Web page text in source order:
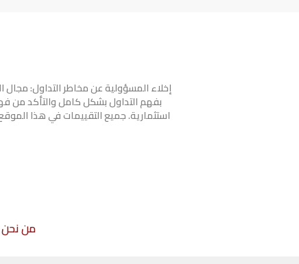
إخلاء المسؤولية عن مخاطر التداول:
بفهم التداول بشكل كامل والتأكد من
استثمارية. جميع التقييمات في هذا
من نحن